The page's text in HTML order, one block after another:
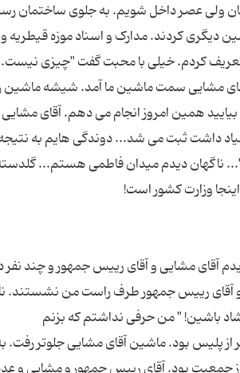
ولی عصر داخل شویم. به جلوی ساختمان
دیگری کردند. مدارک و اسناد موزه
مشایی سمت ماشین ما آمد. شیشه
بیایید همین امروز انجام می دهم. آقای
داشت ثبت می شد... دوندگی هایم به
ناگهان دیدم میدان فاطمی هستم...
آقای مشایی و آقای رییس جمهور و چند
رییس جمهور طرف راست من نشستند.
از پلیس بود. ماشین آقای مشایی جلوتر رفت.